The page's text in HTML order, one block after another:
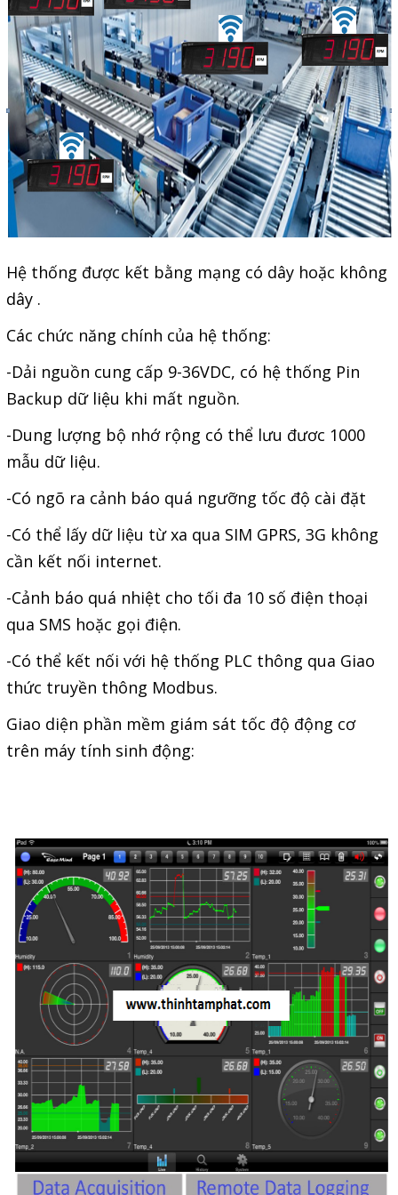
Hệ thống được kết bằng mạng có dây hoặc không
dây .
Các chức năng chính của hệ thống:
-Dải nguồn cung cấp 9-36VDC, có hệ thống Pin
Backup dữ liệu khi mất nguồn.
-Dung lượng bộ nhớ rộng có thể lưu đươc 1000
mẫu dữ liệu.
-Có ngõ ra cảnh báo quá ngưỡng tốc độ cài đặt
-Có thể lấy dữ liệu từ xa qua SIM GPRS, 3G không
cần kết nối internet.
-Cảnh báo quá nhiệt cho tối đa 10 số điện thoại
qua SMS hoặc gọi điện.
-Có thể kết nối với hệ thống PLC thông qua Giao
thức truyền thông Modbus.
Giao diện phần mềm giám sát tốc độ động cơ
trên máy tính sinh động:
Giải pháp quản lý bằng mã
vạch
Bảng LED điện tử
Bảng điện tử năng suất
Bảng Led hiển thị nhiệt độ
độ ẩm
Đồng hồ thời gian thực
Màn hình cảm ứng HMI
PLC - Bộ lập trình PLC
Biến tần
Máy tính công nghiệp
Motor Servo / Driver Servo
Cáp lập trình PLC - HMI -
Servo
Cân Điện Tử
Thiết bị thu thập dữ liệu,
truyền và lưu trữ dữ liệu
Thiết bị điều khiển và giám
sát
Thiết bị cảnh báo
Thiết bị đo lường - Cảm biến
Bộ đếm - Bộ hẹn giờ
Giới thiệu
Dịch vụ
Thiết kế phần mềm giám sát
và quản lý
Thiết kế tủ điện công nghiệp
Sửa chữa biến tần
Sửa chữa PLC
Sửa chữa màn hình HMI
Sửa Bộ điều khiển Servo, Bộ
điều khiển motor bước
Sửa chữa bộ nguồn